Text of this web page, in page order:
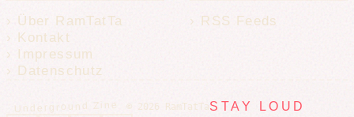
Über RamTatTa
Kontakt
Impressum
Datenschutz
RSS Feeds
Underground Zine © 2026 RamTatTaSTAY LOUD